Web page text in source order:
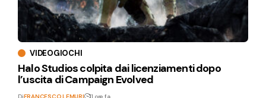
VIDEOGIOCHI
Halo Studios colpita dai licenziamenti dopo
l’uscita di Campaign Evolved